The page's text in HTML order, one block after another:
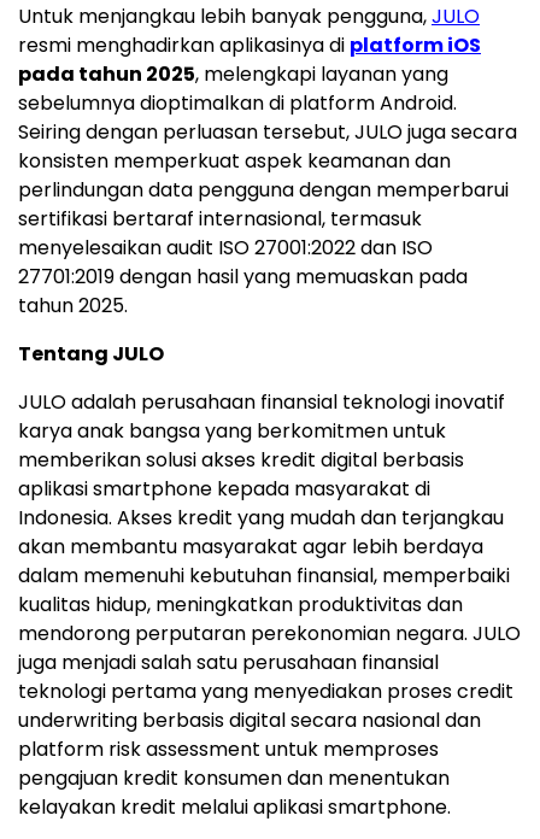
Untuk menjangkau lebih banyak pengguna,JULO
resmi menghadirkan aplikasinya di platform iOS
pada tahun 2025, melengkapi layanan yang
sebelumnya dioptimalkan di platform Android.
Seiring dengan perluasan tersebut, JULO juga secara
konsisten memperkuat aspek keamanan dan
perlindungan data pengguna dengan memperbarui
sertifikasi bertaraf internasional, termasuk
menyelesaikan audit ISO 27001:2022 dan ISO
27701:2019 dengan hasil yang memuaskan pada
tahun 2025.
Tentang JULO
JULO adalah perusahaan finansial teknologi inovatif
karya anak bangsa yang berkomitmen untuk
memberikan solusi akses kredit digital berbasis
aplikasi smartphone kepada masyarakat di
Indonesia. Akses kredit yang mudah dan terjangkau
akan membantu masyarakat agar lebih berdaya
dalam memenuhi kebutuhan finansial, memperbaiki
kualitas hidup, meningkatkan produktivitas dan
mendorong perputaran perekonomian negara. JULO
juga menjadi salah satu perusahaan finansial
teknologi pertama yang menyediakan proses credit
underwriting berbasis digital secara nasional dan
platform risk assessment untuk memproses
pengajuan kredit konsumen dan menentukan
kelayakan kredit melalui aplikasi smartphone.